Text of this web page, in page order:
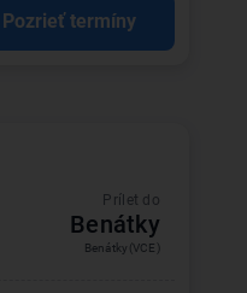
Pozrieť termíny
Prílet do
Benátky
Benátky (VCE)